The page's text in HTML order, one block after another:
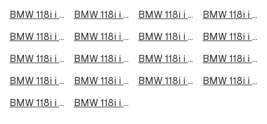
BMW 118i i Bodø
BMW 118i i Arendal BMW 118i i Hamar
BMW 118i i Larvik
BMW 118i i Halden
BMW 118i i Lillehammer BMW 118i i Molde
BMW 118i i Kongsberg
BMW 118i i Harstad
BMW 118i i Gjøvik BMW 118i i Sarpsborg
BMW 118i i Sandefjord
BMW 118i i Kristiansund
BMW 118i i Tromsdalen BMW 118i i Narvik
BMW 118i i Steinkjer
BMW 118i i Haugesund
BMW 118i i Alta